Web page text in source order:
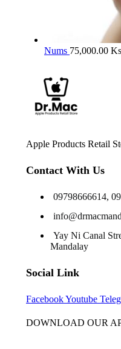
Nums 75,000.00 Ks
Apple Products Retail
Contact With Us
09798666614,
Yay Ni Canal
Mandalay
Social Link
FacebookYoutube
DOWNLOAD OUR